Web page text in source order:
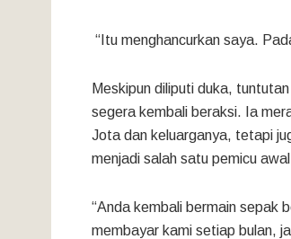
“Itu menghancurkan saya.
Meskipun diliputi duka,
segera kembali beraksi. Ia
Jota dan keluarganya, tetapi
menjadi salah satu pemicu
“Anda kembali bermain sepak
membayar kami setiap bulan,